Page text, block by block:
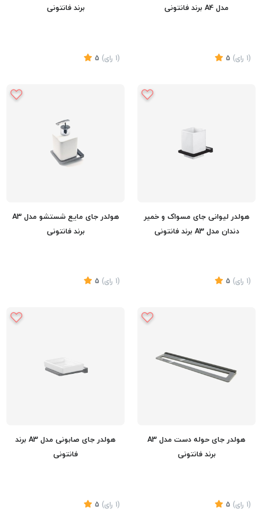
مدل A4 برند فانتونی
(1 رای)
5
برند فانتونی
(1 رای)
5
هولدر لیوانی جای مسواک و خمیر
دندان مدل A3 برند فانتونی
(1 رای)
5
هولدر جای مایع شستشو مدل A3
برند فانتونی
(1 رای)
5
هولدر جای حوله دست مدل A3
برند فانتونی
(1 رای)
5
هولدر جای صابونی مدل A3 برند
فانتونی
(1 رای)
5